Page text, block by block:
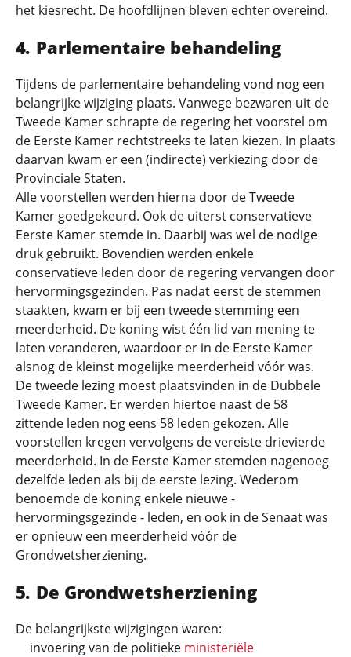
het kiesrecht. De hoofdlijnen bleven echter overeind.
Parlementaire behandeling
Tijdens de parlementaire behandeling vond nog een
belangrijke wijziging plaats. Vanwege bezwaren uit de
Tweede Kamer schrapte de regering het voorstel om
de Eerste Kamer rechtstreeks te laten kiezen. In plaats
daarvan kwam er een (indirecte) verkiezing door de
Provinciale Staten.
Alle voorstellen werden hierna door de Tweede
Kamer goedgekeurd. Ook de uiterst conservatieve
Eerste Kamer stemde in. Daarbij was wel de nodige
druk gebruikt. Bovendien werden enkele
conservatieve leden door de regering vervangen door
hervormingsgezinden. Pas nadat eerst de stemmen
staakten, kwam er bij een tweede stemming een
meerderheid. De koning wist één lid van mening te
laten veranderen, waardoor er in de Eerste Kamer
alsnog de kleinst mogelijke meerderheid vóór was.
De tweede lezing moest plaatsvinden in de Dubbele
Tweede Kamer. Er werden hiertoe naast de 58
zittende leden nog eens 58 leden gekozen. Alle
voorstellen kregen vervolgens de vereiste drievierde
meerderheid. In de Eerste Kamer stemden nagenoeg
dezelfde leden als bij de eerste lezing. Wederom
benoemde de koning enkele nieuwe -
hervormingsgezinde - leden, en ook in de Senaat was
er opnieuw een meerderheid vóór de
Grondwetsherziening.
De Grondwetsherziening
De belangrijkste wijzigingen waren:
invoering van de politieke ministeriële